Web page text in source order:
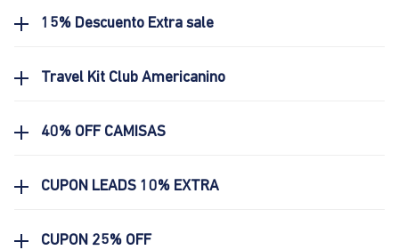
15% Descuento Extra sale
Travel Kit Club Americanino
40% OFF CAMISAS
CUPON LEADS 10% EXTRA
CUPON 25% OFF